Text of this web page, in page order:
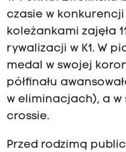
czasie w konkurencji
koleżankami zajęła
rywalizacji w K1. W
medal w swojej
półfinału
w eliminacjach), a w
crossie.
Przed rodzimą